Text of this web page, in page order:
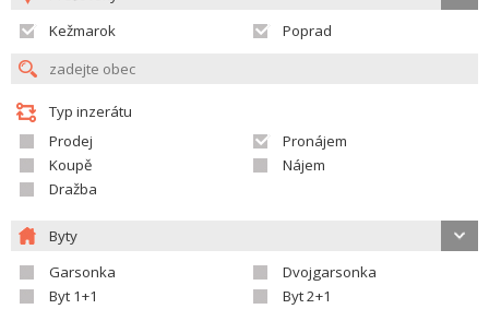
Kežmarok
Poprad
Typ inzerátu
Prodej
Pronájem
Koupě
Nájem
Dražba
Byty
Garsonka
Dvojgarsonka
Byt 1+1
Byt 2+1